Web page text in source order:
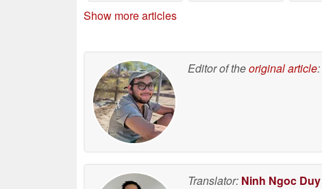
Show more articles
Editor of theoriginal article:
Translator: Ninh Ngoc Duy